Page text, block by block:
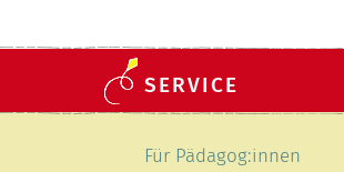
SERVICE
überspringen
Für Pädagog:innen